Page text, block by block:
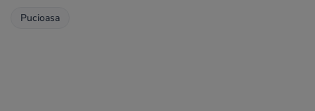
Pucioasa